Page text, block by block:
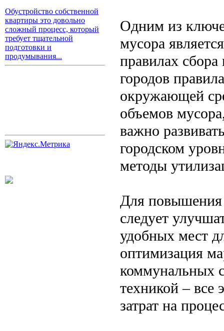
Обустройство собственной
квартиры это довольно
сложный процесс, который
требует тщательной
подготовки и
продумывания...
Одним из
мусора
правилах
городов
окружающей
объемов
важно
городском
методы
Для повышения
следует
удобных мест
оптимизация
коммунальных
техникой – все
затрат на